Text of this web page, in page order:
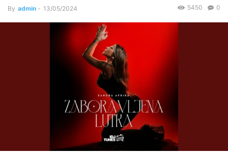
By admin - 13/05/2024 0
5450